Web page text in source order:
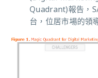
Quadrant)報告，
台，位居市場的領